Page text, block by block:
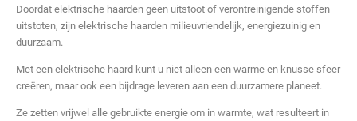
Doordat elektrische haarden geen uitstoot of verontreinigende stoffen
uitstoten, zijn elektrische haarden milieuvriendelijk, energiezuinig en
duurzaam.
Met een elektrische haard kunt u niet alleen een warme en knusse sfeer
creëren, maar ook een bijdrage leveren aan een duurzamere planeet.
Ze zetten vrijwel alle gebruikte energie om in warmte, wat resulteert in